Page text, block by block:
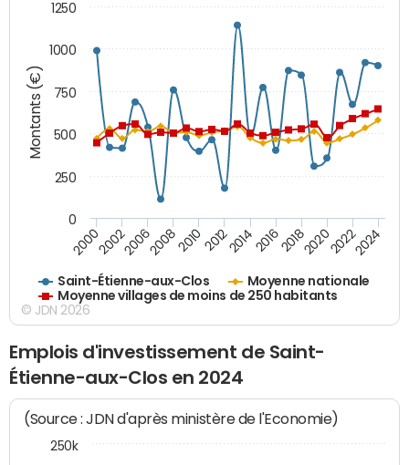
Montants (€)
Saint-Étienne-aux-Clos
Moyenne nationale
Moyenne villages de moins de 250 habitants
200020022006200820102012201420162018202020222024
0
250
500
750
1000
1250
© JDN 2026
Emplois d'investissement de Saint-
Étienne-aux-Clos en 2024
(Source : JDN d'après ministère de l'Economie)
250k